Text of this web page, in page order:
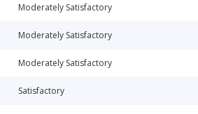
Moderately Satisfactory
Moderately Satisfactory
Moderately Satisfactory
Satisfactory